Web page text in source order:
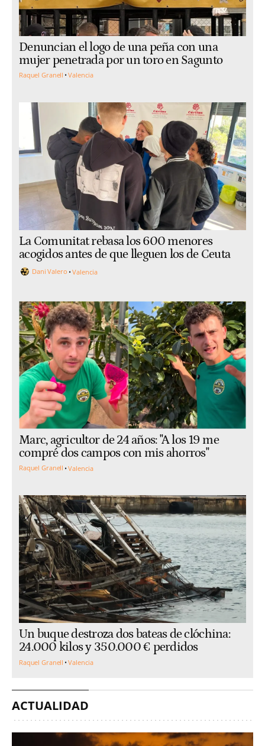
Denuncian el logo de una peña con una
mujer penetrada por un toro en Sagunto
Raquel Granell Valencia
La Comunitat rebasa los 600 menores
acogidos antes de que lleguen los de Ceuta
Dani Valero Valencia
Marc, agricultor de 24 años: "A los 19 me
compré dos campos con mis ahorros"
Raquel Granell Valencia
Un buque destroza dos bateas de clóchina:
24.000 kilos y 350.000 € perdidos
Raquel Granell Valencia
ACTUALIDAD